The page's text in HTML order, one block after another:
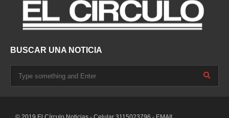
BUSCAR UNA NOTICIA